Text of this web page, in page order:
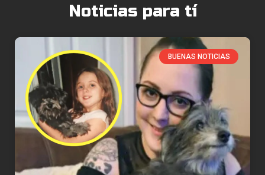
Noticias para tí
BUENAS NOTICIAS